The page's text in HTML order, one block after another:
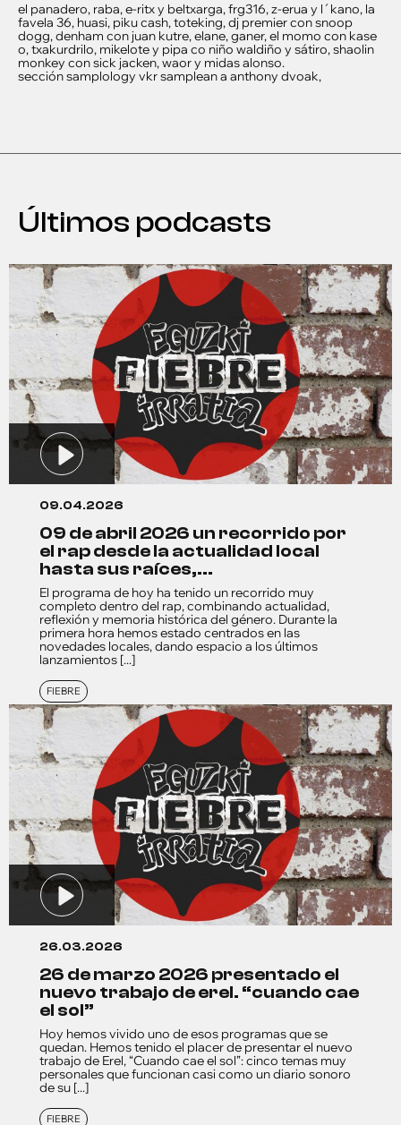
el panadero, raba, e-ritx y beltxarga, frg316, z-erua y l´kano, la
favela 36, huasi, piku cash, toteking, dj premier con snoop
dogg, denham con juan kutre, elane, ganer, el momo con kase
o, txakurdrilo, mikelote y pipa co niño waldiño y sátiro, shaolin
monkey con sick jacken, waor y midas alonso.
sección samplology vkr samplean a anthony dvoak,
Últimos podcasts
09.04.2026
09 de abril 2026 un recorrido por
el rap desde la actualidad local
hasta sus raíces,...
El programa de hoy ha tenido un recorrido muy
completo dentro del rap, combinando actualidad,
reflexión y memoria histórica del género. Durante la
primera hora hemos estado centrados en las
novedades locales, dando espacio a los últimos
lanzamientos [...]
FIEBRE
26.03.2026
26 de marzo 2026 presentado el
nuevo trabajo de erel. “cuando cae
el sol”
Hoy hemos vivido uno de esos programas que se
quedan. Hemos tenido el placer de presentar el nuevo
trabajo de Erel, “Cuando cae el sol”: cinco temas muy
personales que funcionan casi como un diario sonoro
de su [...]
FIEBRE